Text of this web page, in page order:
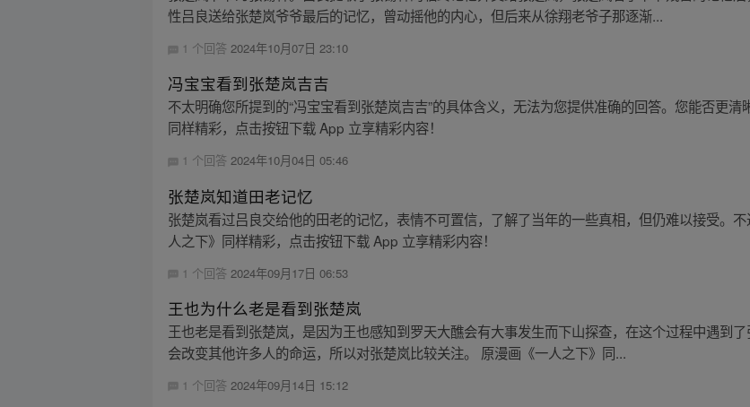
性吕良送给张楚岚爷爷最后的记忆，曾动摇他的内心，但后来从徐翔老爷子那逐渐...
1 个回答2024年10月07日 23:10
冯宝宝看到张楚岚吉吉
不太明确您所提到的“冯宝宝看到张楚岚吉吉”的具体含义，无法为您提供准确的回答。您能否更清
同样精彩，点击按钮下载 App 立享精彩内容！
1 个回答2024年10月04日 05:46
张楚岚知道田老记忆
张楚岚看过吕良交给他的田老的记忆，表情不可置信，了解了当年的一些真相，但仍难以接受。
人之下》同样精彩，点击按钮下载 App 立享精彩内容！
1 个回答 2024年09月17日 06:53
王也为什么老是看到张楚岚
王也老是看到张楚岚，是因为王也感知到罗天大醮会有大事发生而下山探查，在这个过程中遇到
会改变其他许多人的命运，所以对张楚岚比较关注。 原漫画《一人之下》同...
1 个回答 2024年09月14日 15:12